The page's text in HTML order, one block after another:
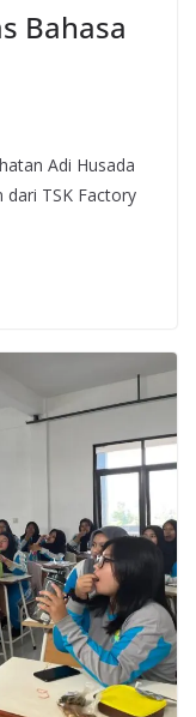
Bahasa
Adi Husada
TSK Factory